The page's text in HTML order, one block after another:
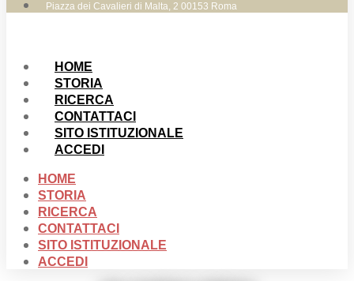
Piazza dei Cavalieri di Malta, 2 00153 Roma
HOME
STORIA
RICERCA
CONTATTACI
SITO ISTITUZIONALE
ACCEDI
HOME
STORIA
RICERCA
CONTATTACI
SITO ISTITUZIONALE
ACCEDI